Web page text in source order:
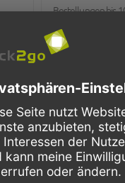
Bestellungen bis
selben Tag